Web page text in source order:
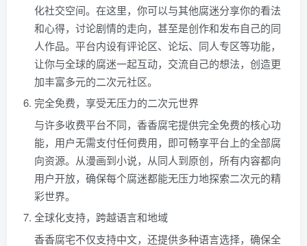
化社交空间。在这里，你可以与其他腐迷分享你的看法
和心得，讨论剧情的走向，甚至是创作和发布自己的同
人作品。平台内设有评论区、论坛、同人专区等功能，
让你与全球的腐迷一起互动，交流自己的想法，创造更
加丰富多元的二次元社区。
完全免费，享受无压力的二次元世界
与许多收费平台不同，香香腐宅提供完全免费的核心功
能，用户无需支付任何费用，即可畅享平台上的全部腐
向资源。从漫画到小说，从同人到原创，所有内容都向
用户开放，确保每个腐迷都能无压力地探索二次元的精
彩世界。
全球化支持，跨越语言和地域
香香腐宅不仅支持中文，还提供多种语言选择，确保全